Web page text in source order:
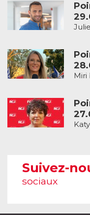
Miri
Suivez-
sociaux